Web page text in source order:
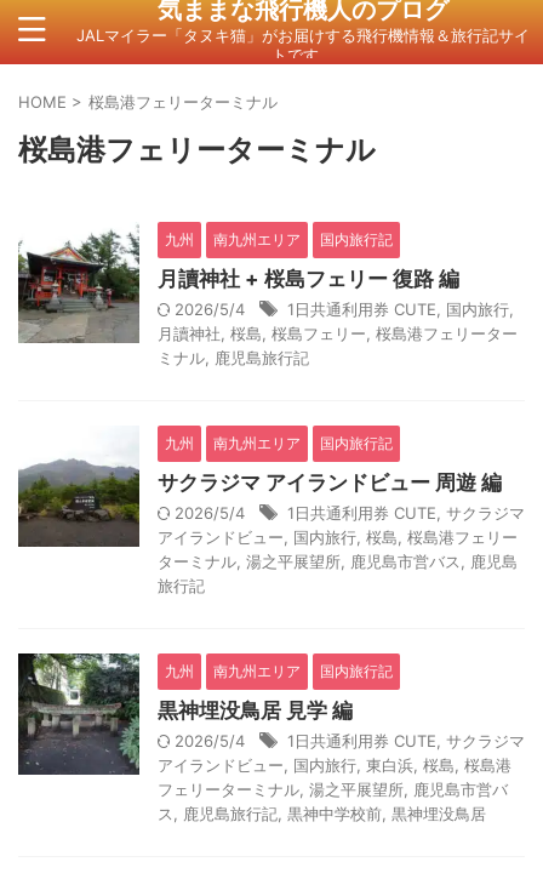
気ままな飛行機人のプログ
JALマイラー「タヌキ猫」がお届けする飛行機情報＆旅行記サイ
トです。
HOME > 桜島港フェリーターミナル
桜島港フェリーターミナル
九州 南九州エリア 国内旅行記
月讀神社 + 桜島フェリー 復路 編
2026/5/4 1日共通利用券 CUTE 国内旅行
月讀神社 桜島 桜島フェリー 桜島港フェリーター
ミナル
鹿児島旅行記
九州 南九州エリア 国内旅行記
サクラジマ アイランドビュー 周遊 編
2026/5/4 1日共通利用券 CUTE サクラジマ
アイランドビュー
国内旅行 桜島 桜島港フェリー
ターミナル 湯之平展望所 鹿児島市営バス
鹿児島
旅行記
九州 南九州エリア 国内旅行記
黒神埋没鳥居 見学 編
2026/5/4 1日共通利用券 CUTE サクラジマ
アイランドビュー
国内旅行 東白浜 桜島 桜島港
フェリーターミナル 湯之平展望所
鹿児島市営バ
ス
鹿児島旅行記 黒神中学校前 黒神埋没鳥居